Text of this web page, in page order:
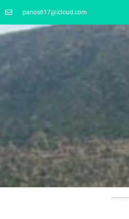
panos617@icloud.com